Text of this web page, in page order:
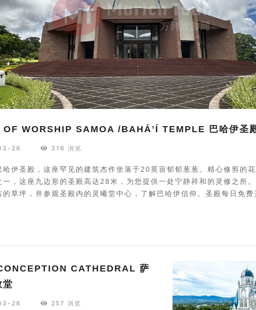
WORSHIP SAMOA /BAHÁʼÍ TEMPLE 巴哈伊圣
26 316 浏览
伊圣殿，这座罕见的建筑杰作坐落于20英亩郁郁葱葱、精心修剪的
一，这座九边形的圣殿高达28米，为您提供一处宁静祥和的灵修之所
草坪，并参观圣殿内的灵曦堂中心，了解巴哈伊信仰。圣殿每日免费
CATHEDRAL 萨
堂
26 257 浏览